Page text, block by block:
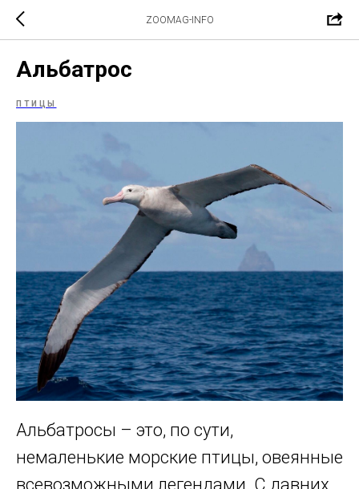
ZOOMAG-INFO
Альбатрос
ПТИЦЫ
Альбатросы – это, по сути,
немаленькие морские птицы, овеянные
всевозможными легендами. С давних